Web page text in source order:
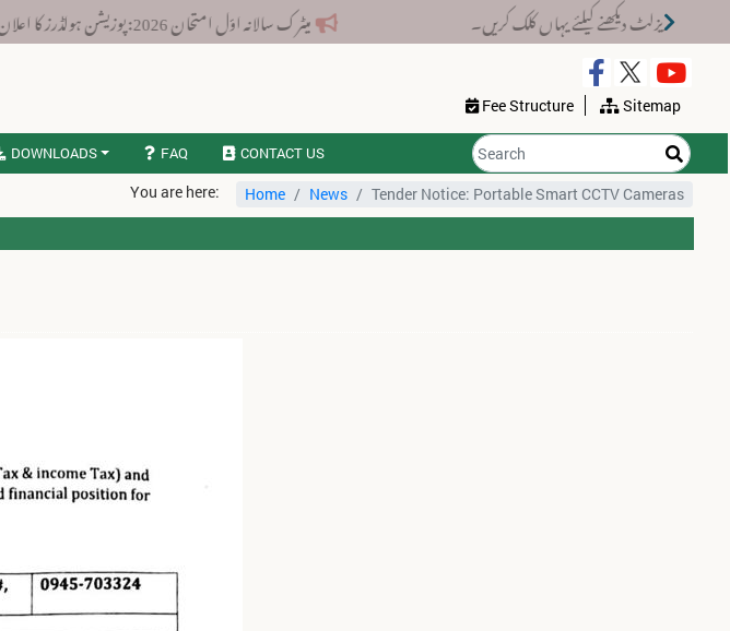
میٹرک سالانہ اوّل امتحان 2026: پوزیشن ہولڈرز کا اعلان 6 اگست کو دوپہر 2 بجے اور مکمل نتائج شام 4 بجے بورڈ کی ویب سائٹ پر جاری ہوں گے۔
Fee Structure Sitemap
DOWNLOADS FAQ CONTACT US
You are here: Home News Tender Notice: Portable Smart CCTV Cameras